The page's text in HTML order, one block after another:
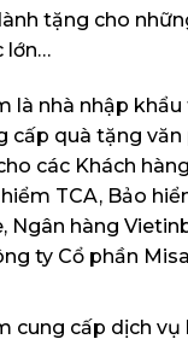
tặng cho
lớn…
là nhà nhập
cấp quà tặng
các Khách
TCA, Bảo
Ngân hàng
ty Cổ phần
cung cấp dịch vụ